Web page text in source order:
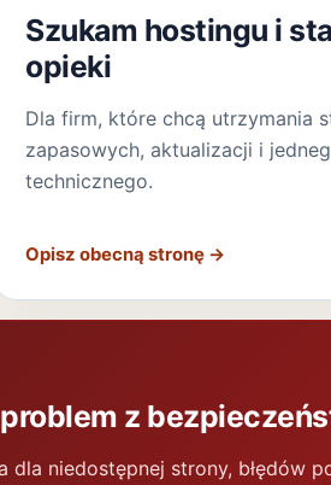
Szukam hostingu i
opieki
Dla firm, które chcą utrzymania
zapasowych, aktualizacji i
technicznego.
Opisz obecną stronę →
z
dla niedostępnej strony, błędów